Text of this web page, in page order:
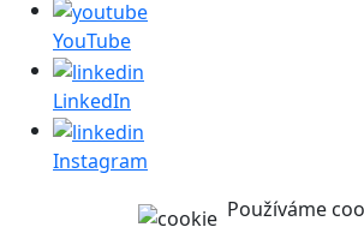
YouTube
LinkedIn
Instagram
Používáme